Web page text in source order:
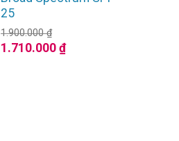
2.295.000 ₫.
25
1.900.000₫
Giá
1.710.000 ₫Giá